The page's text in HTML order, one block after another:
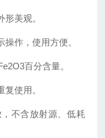
美观。
作，使用方便。
百分含量。
使用。
不含放射源、低耗